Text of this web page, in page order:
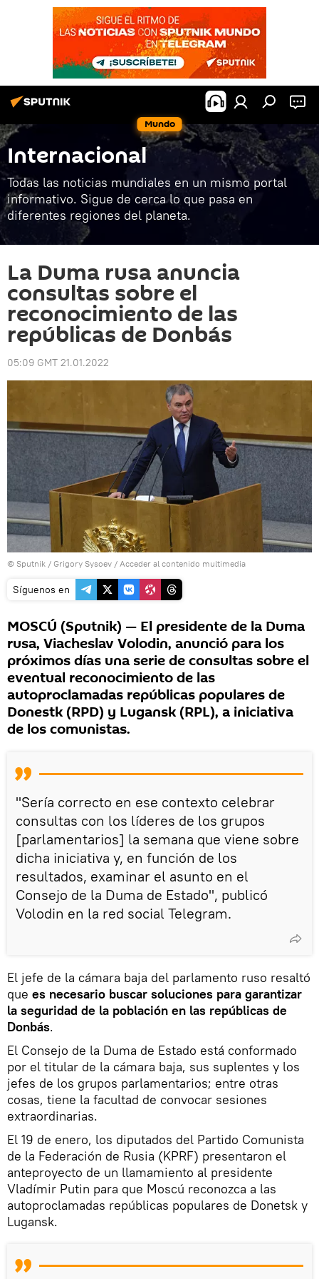
Mundo
Internacional
Todas las noticias mundiales en un mismo portal
informativo. Sigue de cerca lo que pasa en
diferentes regiones del planeta.
La Duma rusa anuncia
consultas sobre el
reconocimiento de las
repúblicas de Donbás
05:09 GMT 21.01.2022
© Sputnik / Grigory Sysoev / Acceder al contenido multimedia
Síguenos en
MOSCÚ (Sputnik) — El presidente de la Duma
rusa, Viacheslav Volodin, anunció para los
próximos días una serie de consultas sobre el
eventual reconocimiento de las
autoproclamadas repúblicas populares de
Donestk (RPD) y Lugansk (RPL), a iniciativa
de los comunistas.
"Sería correcto en ese contexto celebrar
consultas con los líderes de los grupos
[parlamentarios] la semana que viene sobre
dicha iniciativa y, en función de los
resultados, examinar el asunto en el
Consejo de la Duma de Estado", publicó
Volodin en la red social Telegram.
El jefe de la cámara baja del parlamento ruso resaltó
que es necesario buscar soluciones para garantizar
la seguridad de la población en las repúblicas de
Donbás.
El Consejo de la Duma de Estado está conformado
por el titular de la cámara baja, sus suplentes y los
jefes de los grupos parlamentarios; entre otras
cosas, tiene la facultad de convocar sesiones
extraordinarias.
El 19 de enero, los diputados del Partido Comunista
de la Federación de Rusia (KPRF) presentaron el
anteproyecto de un llamamiento al presidente
Vladímir Putin para que Moscú reconozca a las
autoproclamadas repúblicas populares de Donetsk y
Lugansk.